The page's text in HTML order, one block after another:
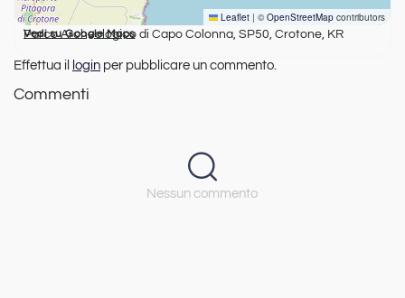
Leaflet | © OpenStreetMap contributors
Parco Archeologico di Capo Colonna, SP50, Crotone, KR
Vedi su Google Maps
Effettua il login per pubblicare un commento.
Commenti
Nessun commento